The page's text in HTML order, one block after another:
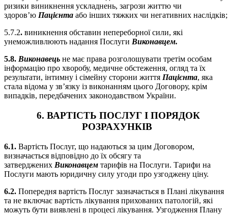
ризики виникнення ускладнень, загрози життю чи
здоров’ю Пацієнта або інших тяжких чи негативних наслідків;
5.7.2. виникнення обставин непереборної сили, які
унеможливлюють надання Послуги Виконавцем.
5.8. Виконавець не має права розголошувати третім особам
інформацію про хворобу, медичне обстеження, огляд та їх
результати, інтимну і сімейну сторони життя Пацієнта, яка
стала відома у зв’язку із виконанням цього Договору, крім
випадків, передбачених законодавством України.
6. ВАРТІСТЬ ПОСЛУГ І ПОРЯДОК
РОЗРАХУНКІВ
6.1. Вартість Послуг, що надаються за цим Договором,
визначається відповідно до їх обсягу та
затверджених Виконавцем тарифів на Послуги. Тарифи на
Послуги мають юридичну силу угоди про узгоджену ціну.
6.2. Попередня вартість Послуг зазначається в Плані лікування
та не включає вартість лікування прихованих патологій, які
можуть бути виявлені в процесі лікування. Узгодження Плану